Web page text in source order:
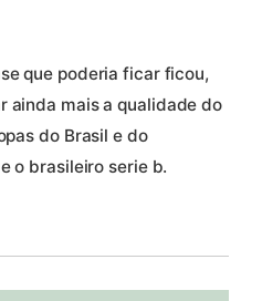
que poderia ficar ficou,
ainda mais a qualidade do
do Brasil e do
o brasileiro serie b.